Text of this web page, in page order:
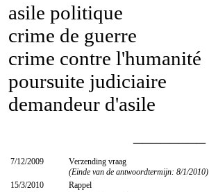
asile politique
crime de guerre
crime contre l'humanité
poursuite judiciaire
demandeur d'asile
7/12/2009
Verzending vraag
(Einde van de antwoordtermijn: 8/1/2010)
15/3/2010
Rappel